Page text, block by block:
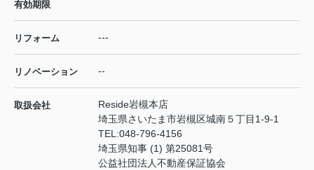
有効期限
リフォーム ---
リノベーション --
取扱会社
Reside岩槻本店
埼玉県さいたま市岩槻区城南５丁目1-9-1
TEL:048-796-4156
埼玉県知事 (1) 第25081号
公益社団法人不動産保証協会